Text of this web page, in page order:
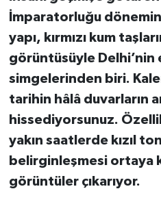
İmparatorluğu
yapı, kırmızı kum
görüntüsüyle Delhi’nin
simgelerinden biri.
tarihin hâlâ duvarların
hissediyorsunuz.
yakın saatlerde kızıl
belirginleşmesi ortaya
görüntüler çıkarıyor.